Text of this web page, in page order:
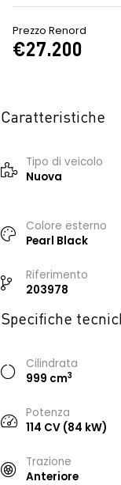
Prezzo Renord
€27.200
Caratteristiche
Tipo di veicolo
Nuova
Colore esterno
Pearl Black
Riferimento
203978
Specifiche
Cilindrata
999 cm3
Potenza
114 CV (84 kW)
Trazione
Anteriore